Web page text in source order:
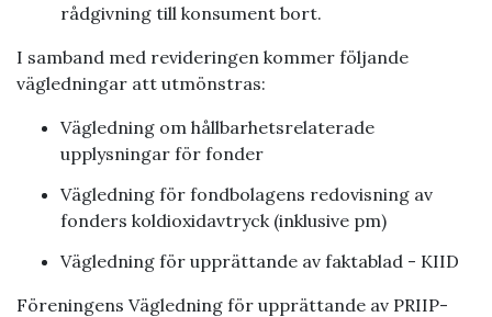
rådgivning till konsument bort.
I samband med revideringen kommer följande
vägledningar att utmönstras:
Vägledning om hållbarhetsrelaterade
upplysningar för fonder
Vägledning för fondbolagens redovisning av
fonders koldioxidavtryck (inklusive pm)
Vägledning för upprättande av faktablad - KIID
Föreningens Vägledning för upprättande av PRIIP-